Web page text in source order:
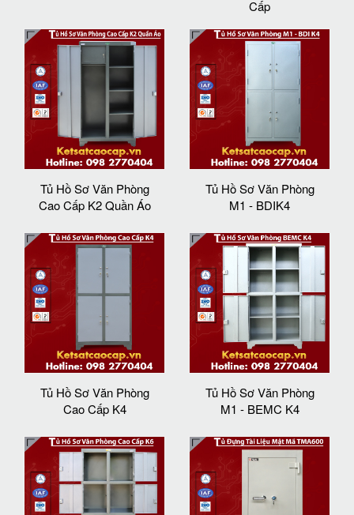
Cấp
Tủ Hồ Sơ Văn Phòng
Cao Cấp K2 Quần Áo
Tủ Hồ Sơ Văn Phòng
M1 - BDIK4
Tủ Hồ Sơ Văn Phòng
Cao Cấp K4
Tủ Hồ Sơ Văn Phòng
M1 - BEMC K4